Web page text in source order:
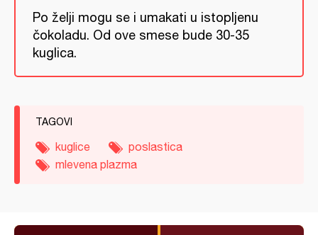
Po želji mogu se i umakati u istopljenu
čokoladu. Od ove smese bude 30-35
kuglica.
TAGOVI
kuglice
poslastica
mlevena plazma